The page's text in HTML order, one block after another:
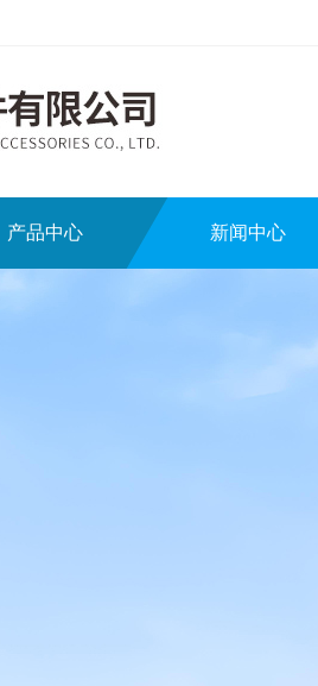
产品中心 新闻中心